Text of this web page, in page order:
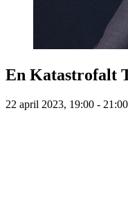
En Katastrofalt
22 april 2023, 19:00 - 21:00